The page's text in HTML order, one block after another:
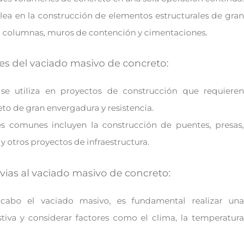
en la construcción de elementos estructurales de gran
columnas, muros de contención y cimentaciones.
del vaciado masivo de concreto:
utiliza en proyectos de construcción que requieren
de gran envergadura y resistencia.
comunes incluyen la construcción de puentes, presas,
otros proyectos de infraestructura.
al vaciado masivo de concreto:
el vaciado masivo, es fundamental realizar una
y considerar factores como el clima, la temperatura